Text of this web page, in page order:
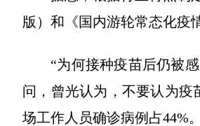
版）和《国内游轮常态化疫
“为何接种疫苗后仍被
问，曾光认为，不要认为疫
场工作人员确诊病例占44%